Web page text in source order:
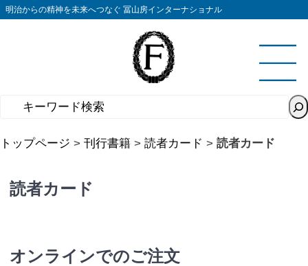
コ
テ
ン
ツ
ッ
明治からの精神を未来へつなぐ 冨山房インターナショナル
トップページ > 刊行書籍 > 読者カード > 読者カード
読者カード
オンラインでのご注文